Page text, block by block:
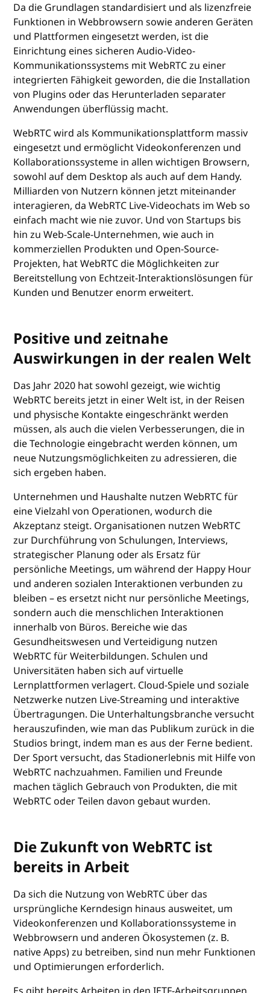
Da die Grundlagen standardisiert und als lizenzfreie
Funktionen in Webbrowsern sowie anderen Geräten
und Plattformen eingesetzt werden, ist die
Einrichtung eines sicheren Audio-Video-
Kommunikationssystems mit WebRTC zu einer
integrierten Fähigkeit geworden, die die Installation
von Plugins oder das Herunterladen separater
Anwendungen überflüssig macht.
WebRTC wird als Kommunikationsplattform massiv
eingesetzt und ermöglicht Videokonferenzen und
Kollaborationssysteme in allen wichtigen Browsern,
sowohl auf dem Desktop als auch auf dem Handy.
Milliarden von Nutzern können jetzt miteinander
interagieren, da WebRTC Live-Videochats im Web so
einfach macht wie nie zuvor. Und von Startups bis
hin zu Web-Scale-Unternehmen, wie auch in
kommerziellen Produkten und Open-Source-
Projekten, hat WebRTC die Möglichkeiten zur
Bereitstellung von Echtzeit-Interaktionslösungen für
Kunden und Benutzer enorm erweitert.
Positive und zeitnahe
Auswirkungen in der realen Welt
Das Jahr 2020 hat sowohl gezeigt, wie wichtig
WebRTC bereits jetzt in einer Welt ist, in der Reisen
und physische Kontakte eingeschränkt werden
müssen, als auch die vielen Verbesserungen, die in
die Technologie eingebracht werden können, um
neue Nutzungsmöglichkeiten zu adressieren, die
sich ergeben haben.
Unternehmen und Haushalte nutzen WebRTC für
eine Vielzahl von Operationen, wodurch die
Akzeptanz steigt. Organisationen nutzen WebRTC
zur Durchführung von Schulungen, Interviews,
strategischer Planung oder als Ersatz für
persönliche Meetings, um während der Happy Hour
und anderen sozialen Interaktionen verbunden zu
bleiben – es ersetzt nicht nur persönliche Meetings,
sondern auch die menschlichen Interaktionen
innerhalb von Büros. Bereiche wie das
Gesundheitswesen und Verteidigung nutzen
WebRTC für Weiterbildungen. Schulen und
Universitäten haben sich auf virtuelle
Lernplattformen verlagert. Cloud-Spiele und soziale
Netzwerke nutzen Live-Streaming und interaktive
Übertragungen. Die Unterhaltungsbranche versucht
herauszufinden, wie man das Publikum zurück in die
Studios bringt, indem man es aus der Ferne bedient.
Der Sport versucht, das Stadionerlebnis mit Hilfe von
WebRTC nachzuahmen. Familien und Freunde
machen täglich Gebrauch von Produkten, die mit
WebRTC oder Teilen davon gebaut wurden.
Die Zukunft von WebRTC ist
bereits in Arbeit
Da sich die Nutzung von WebRTC über das
ursprüngliche Kerndesign hinaus ausweitet, um
Videokonferenzen und Kollaborationssysteme in
Webbrowsern und anderen Ökosystemen (z. B.
native Apps) zu betreiben, sind nun mehr Funktionen
und Optimierungen erforderlich.